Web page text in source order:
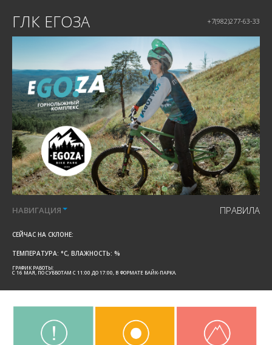
ГЛК ЕГОЗА +7(982)277-63-33
НАВИГАЦИЯ ПРАВИЛА
СЕЙЧАС НА СКЛОНЕ:
ТЕМПЕРАТУРА: °C, ВЛАЖНОСТЬ: %
ГРАФИК РАБОТЫ:
C 16 МАЯ, ПО СУББОТАМ С 11:00 ДО 17:00, В ФОРМАТЕ БАЙК-ПАРКА.